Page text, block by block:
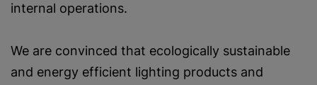
internal operations.
We are convinced that ecologically sustainable
and energy efficient lighting products and